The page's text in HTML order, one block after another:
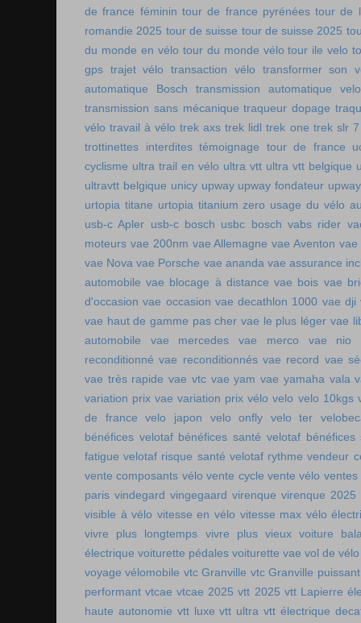
de france féminin tour de france pyrénées tour de
romandie 2025 tour de suisse tour de suisse 2025
du monde en vélo tour du monde vélo tour ile velo
gps trajet vélo transaction vélo
transformer son
automatique Bosch
transmission automatique
transmission sans mécanique traqueur dopage
vélo travail à vélo trek axs trek lidl trek one trek slr 7
trottinettes interdites témoignage tour de france
cyclisme ultra trail en vélo ultra vtt ultra vtt belgique
ultravtt belgique unicy upway upway fondateur
urtopia titane urtopia titanium zero usage du vélo
usb-c Apler usb-c bosch usbc bosch vabs rider
moteurs vae 200nm vae Allemagne vae Aventon vae
vae Nova vae Porsche vae ananda vae assurance
automobile vae blocage à distance vae bois vae
d'occasion vae occasion vae decathlon 1000 vae dji
vae haut de gamme pas cher vae le plus léger vae
automobile
vae mercedes vae merco
vae nio
reconditionné vae reconditionnés vae record vae
vae très rapide vae vtc vae yam vae yamaha vala
variation prix vae variation prix vélo velo velo 10kgs
de france
velo japon velo onfly velo ter
bénéfices velotaf bénéfices santé velotaf
fatigue velotaf risque santé velotaf rythme vendeur
vente composants vélo vente cycle vente vélo ventes
paris vindegard vingegaard virenque virenque 2025
visible à vélo vitesse en vélo vitesse max vélo
vivre plus longtemps
vivre plus vieux voiture
électrique voiturette pédales voiturette vae vol de
voyage vélomobile vtc Granville vtc Granville puissant
performant vtcae vtcae 2025 vtt 2025 vtt Lapierre
haute autonomie vtt luxe vtt ultra vtt électrique